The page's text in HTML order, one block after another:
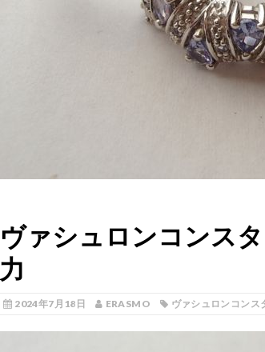
ヴァシュロンコンス
力
2024年7月18日 ERASMO ヴァシュロンコンス